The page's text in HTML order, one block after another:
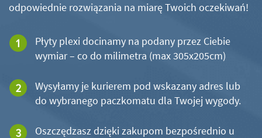
odpowiednie rozwiązania na miarę Twoich oczekiwań!
Płyty plexi docinamy na podany przez Ciebie
wymiar – co do milimetra (max 305x205cm)
Wysyłamy je kurierem pod wskazany adres lub
do wybranego paczkomatu dla Twojej wygody.
Oszczędzasz dzięki zakupom bezpośrednio u